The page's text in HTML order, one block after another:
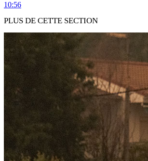
10:56
PLUS DE CETTE SECTION